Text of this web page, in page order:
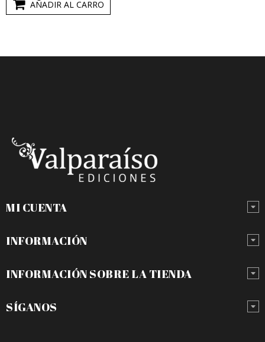
AÑADIR AL CARRO
MI CUENTA
INFORMACIÓN
INFORMACIÓN SOBRE LA TIENDA
SÍGANOS